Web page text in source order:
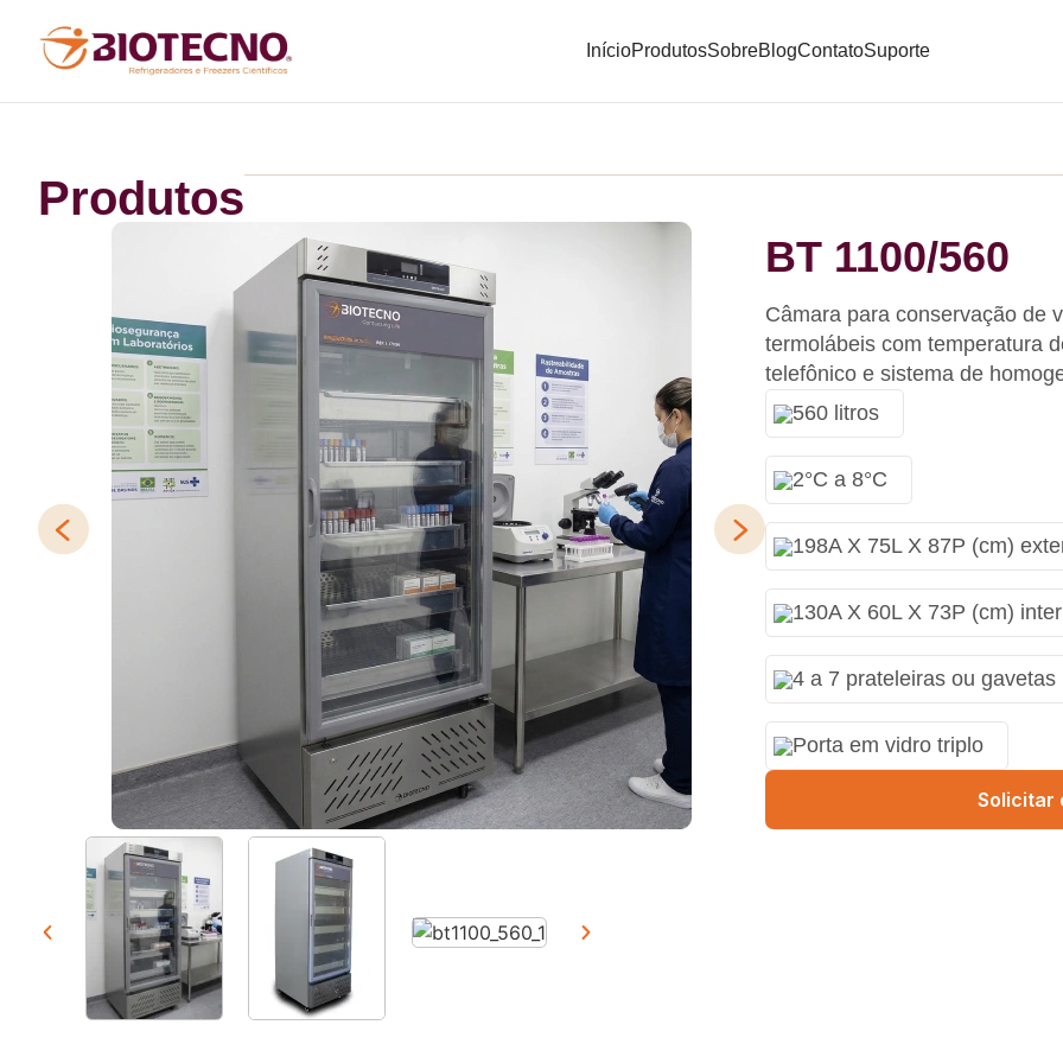
InícioProdutosSobreBlogContatoSuporte
Produtos
BT 1100/560
Câmara para conservação de
termolábeis com temperatura
telefônico e sistema de
560 litros
2°C a 8°C
198A X 75L X 87P (cm)
130A X 60L X 73P (cm)
4 a 7 prateleiras ou gavetas
Porta em vidro triplo
Solicitar